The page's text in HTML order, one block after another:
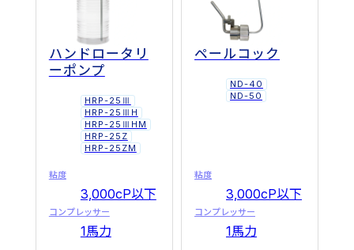
ハンドロータリ
ーポンプ
HRP-25Ⅲ
HRP-25ⅢH
HRP-25ⅢHM
HRP-25Z
HRP-25ZM
粘度
3,000cP以下
コンプレッサー
1馬力
ペールコック
ND-40
ND-50
粘度
3,000cP以下
コンプレッサー
1馬力